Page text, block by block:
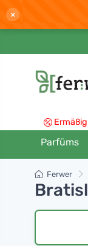
×
Parfüms
Ferwer